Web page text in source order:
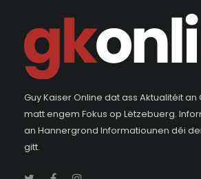
Guy Kaiser Online dat ass Aktualitéit
matt engem Fokus op Lëtzebuerg.
an Hannergrond Informatiounen déi
gitt.